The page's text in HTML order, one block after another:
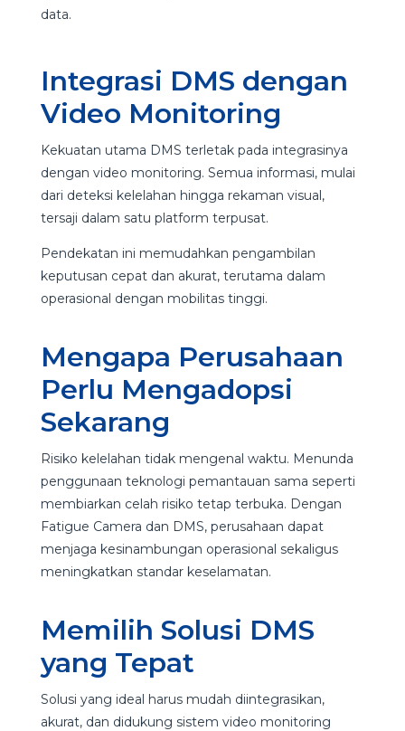
data.
Integrasi DMS dengan
Video Monitoring
Kekuatan utama DMS terletak pada integrasinya
dengan video monitoring. Semua informasi, mulai
dari deteksi kelelahan hingga rekaman visual,
tersaji dalam satu platform terpusat.
Pendekatan ini memudahkan pengambilan
keputusan cepat dan akurat, terutama dalam
operasional dengan mobilitas tinggi.
Mengapa Perusahaan
Perlu Mengadopsi
Sekarang
Risiko kelelahan tidak mengenal waktu. Menunda
penggunaan teknologi pemantauan sama seperti
membiarkan celah risiko tetap terbuka. Dengan
Fatigue Camera dan DMS, perusahaan dapat
menjaga kesinambungan operasional sekaligus
meningkatkan standar keselamatan.
Memilih Solusi DMS
yang Tepat
Solusi yang ideal harus mudah diintegrasikan,
akurat, dan didukung sistem video monitoring